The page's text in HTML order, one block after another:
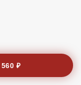
560 ₽